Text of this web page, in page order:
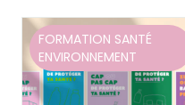
FORMATION SANTÉ
ENVIRONNEMENT